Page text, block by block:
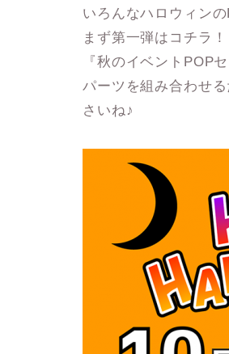
いろんなハロウィン
まず第一弾はコチラ！
『秋のイベントPOP
パーツを組み合わせ
さいね♪